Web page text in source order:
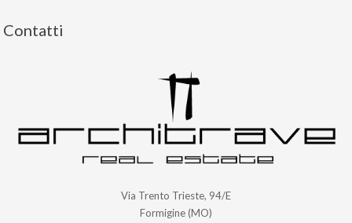
Contatti
Via Trento Trieste, 94/E
Formigine (MO)